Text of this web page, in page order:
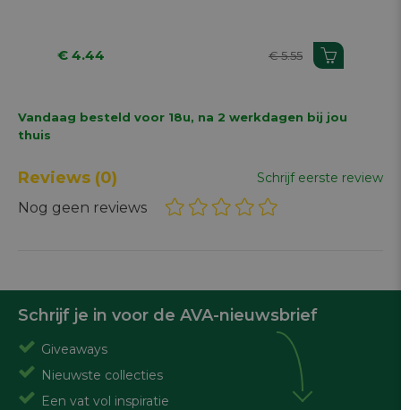
€ 4.44 € 5.55
Vandaag besteld voor 18u, na 2 werkdagen bij jou
thuis
Reviews (0) Schrijf eerste review
Nog geen reviews
Schrijf je in voor de AVA-nieuwsbrief
Giveaways
Nieuwste collecties
Een vat vol inspiratie